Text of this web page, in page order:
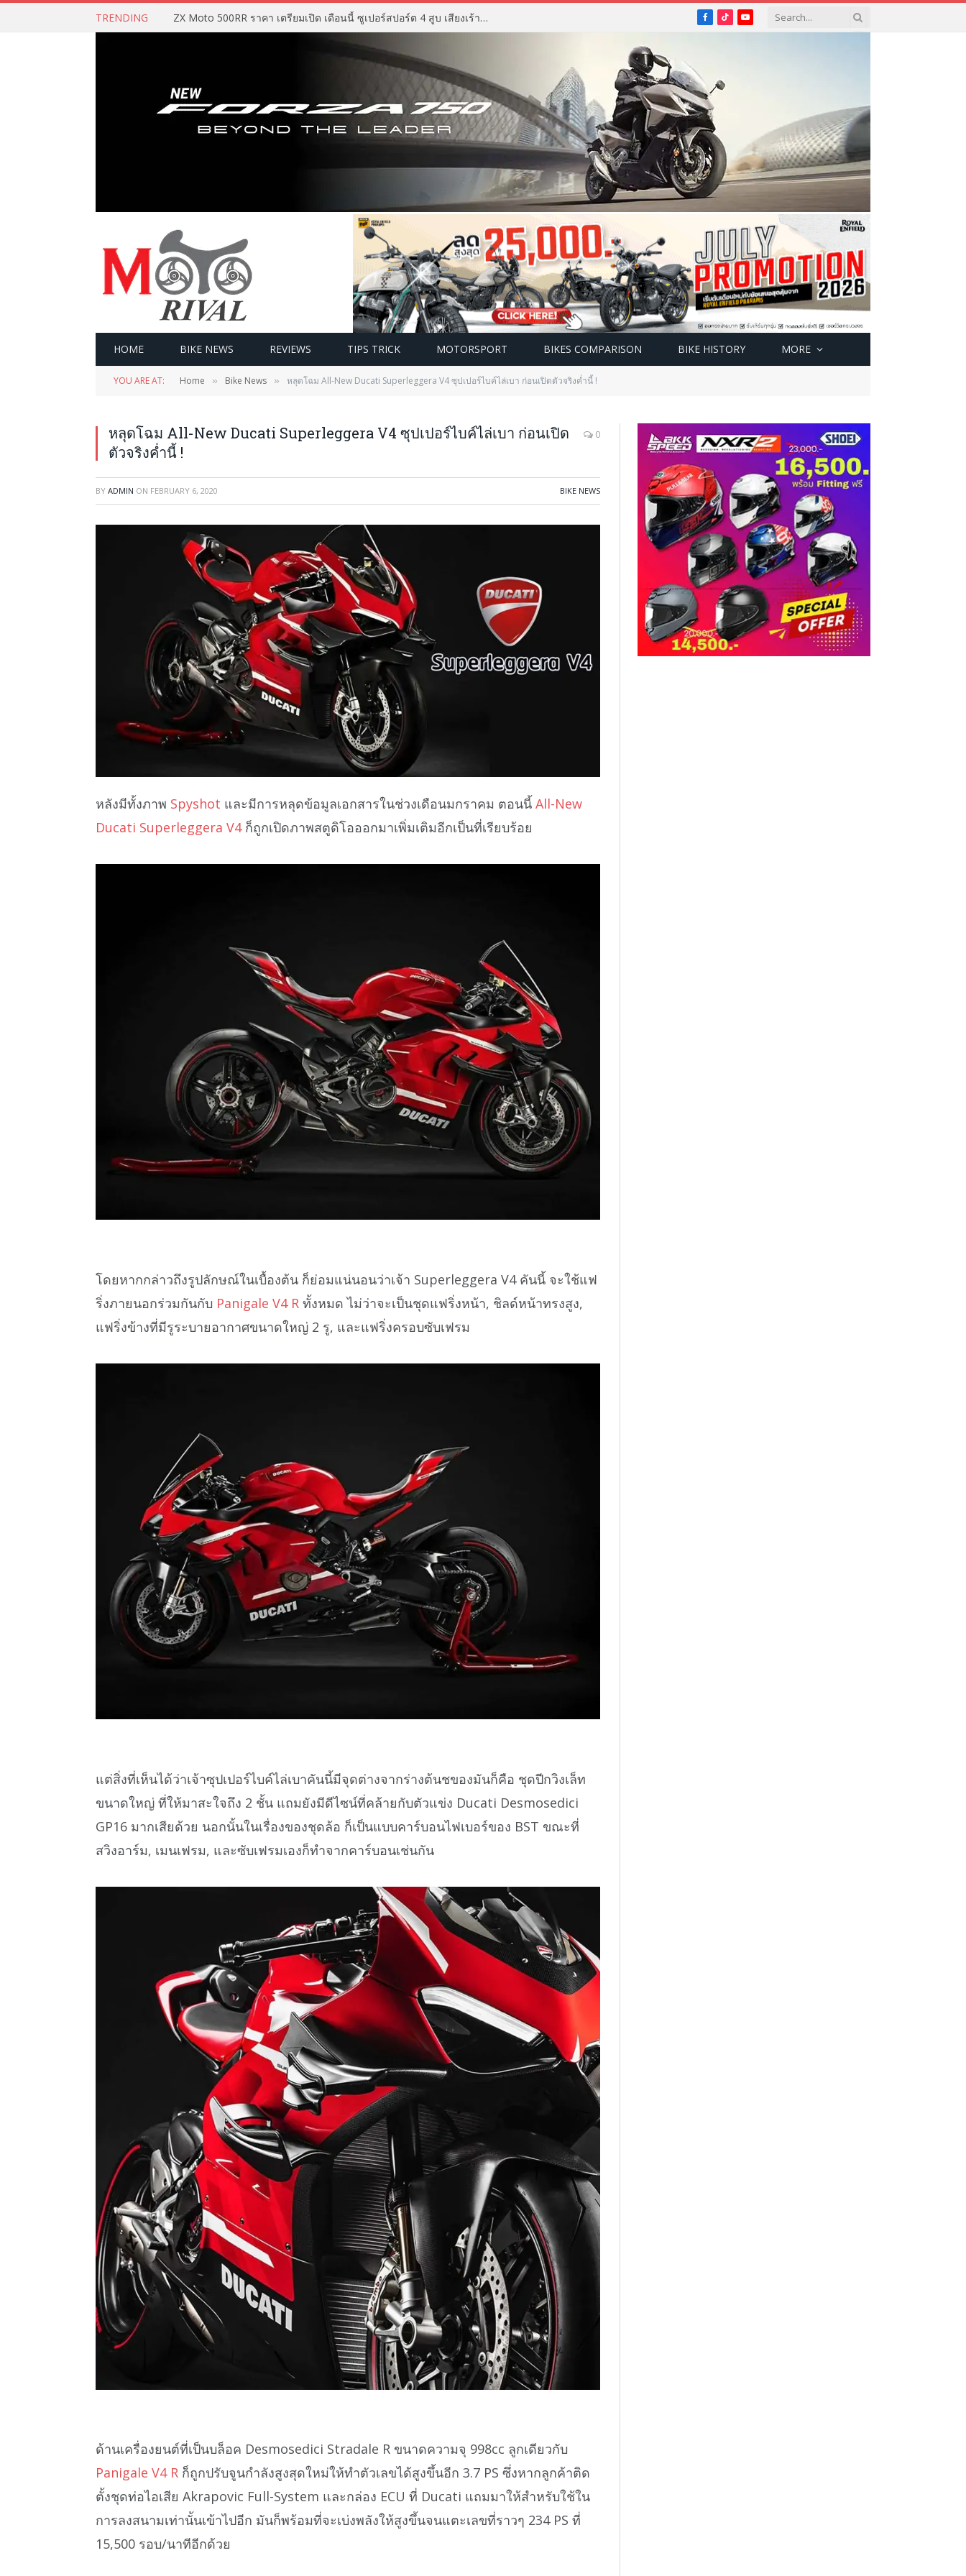
TRENDING ZX Moto 500RR ราคา เตรียมเปิด เดือนนี้ ซูเปอร์สปอร์ต 4 สูบ เสียงเร้าใจ ดีไซน์ดุดัน Facebook
TikTokYouTube
HOME BIKE NEWS REVIEWS TIPS TRICK MOTORSPORT BIKES COMPARISON BIKE HISTORY MORE
YOU ARE AT: Home » Bike News » หลุดโฉม All-New Ducati Superleggera V4 ซุปเปอร์ไบค์ไล่เบา ก่อนเปิดตัวจริงค่ำนี้ !
หลุดโฉม All-New Ducati Superleggera V4 ซุปเปอร์ไบค์ไล่เบา ก่อนเปิด
ตัวจริงค่ำนี้ !
0
BY ADMIN ON FEBRUARY 6, 2020 BIKE NEWS
หลังมีทั้งภาพ Spyshot และมีการหลุดข้อมูลเอกสารในช่วงเดือนมกราคม ตอนนี้ All-New
Ducati Superleggera V4ก็ถูกเปิดภาพสตูดิโอออกมาเพิ่มเติมอีกเป็นที่เรียบร้อย
โดยหากกล่าวถึงรูปลักษณ์ในเบื้องต้น ก็ย่อมแน่นอนว่าเจ้า Superleggera V4 คันนี้ จะใช้แฟ
ริ่งภายนอกร่วมกันกับ Panigale V4 R ทั้งหมด ไม่ว่าจะเป็นชุดแฟริ่งหน้า, ชิลด์หน้าทรงสูง,
แฟริ่งข้างที่มีรูระบายอากาศขนาดใหญ่ 2 รู, และแฟริ่งครอบซับเฟรม
แต่สิ่งที่เห็นได้ว่าเจ้าซุปเปอร์ไบค์ไล่เบาคันนี้มีจุดต่างจากร่างต้นชของมันก็คือ ชุดปีกวิงเล็ท
ขนาดใหญ่ ที่ให้มาสะใจถึง 2 ชั้น แถมยังมีดีไซน์ที่คล้ายกับตัวแข่ง Ducati Desmosedici
GP16 มากเสียด้วย นอกนั้นในเรื่องของชุดล้อ ก็เป็นแบบคาร์บอนไฟเบอร์ของ BST ขณะที่
สวิงอาร์ม, เมนเฟรม, และซับเฟรมเองก็ทำจากคาร์บอนเช่นกัน
ด้านเครื่องยนต์ที่เป็นบล็อค Desmosedici Stradale R ขนาดความจุ 998cc ลูกเดียวกับ
Panigale V4 R ก็ถูกปรับจูนกำลังสูงสุดใหม่ให้ทำตัวเลขได้สูงขึ้นอีก 3.7 PS ซึ่งหากลูกค้าติด
ตั้งชุดท่อไอเสีย Akrapovic Full-System และกล่อง ECU ที่ Ducati แถมมาให้สำหรับใช้ใน
การลงสนามเท่านั้นเข้าไปอีก มันก็พร้อมที่จะเบ่งพลังให้สูงขึ้นจนแตะเลขที่ราวๆ 234 PS ที่
15,500 รอบ/นาทีอีกด้วย